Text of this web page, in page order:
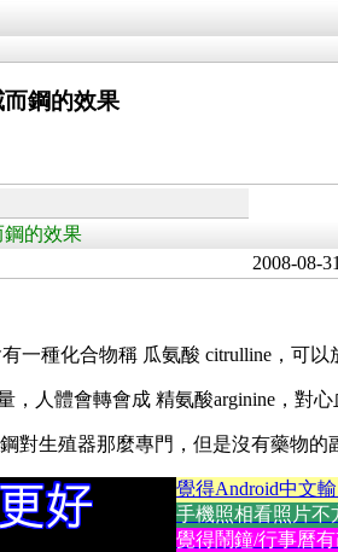
鋼的效果
鋼的效果
2008-08-
一種化合物稱 瓜氨酸 citrulline，可以
，人體會轉會成 精氨酸arginine ，對
對生殖器那麼專門，但是沒有藥物的
覺得Android中文
手機照相看照片不
覺得鬧鐘/行事曆